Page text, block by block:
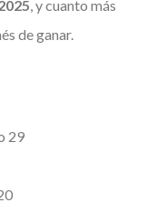
, y cuanto más
de ganar.
29